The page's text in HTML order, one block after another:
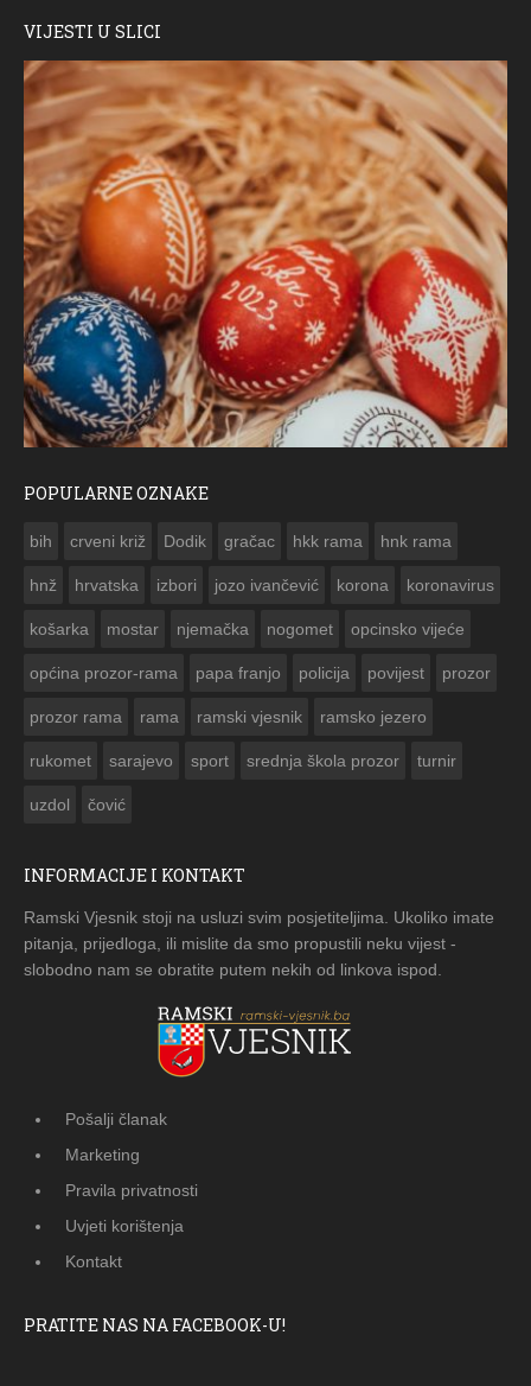
VIJESTI U SLICI
POPULARNE OZNAKE
bih crveni križ Dodik gračac hkk rama hnk rama
hnž hrvatska izbori jozo ivančević korona koronavirus
košarka mostar njemačka nogomet opcinsko vijeće
općina prozor-rama papa franjo policija povijest prozor
prozor rama rama ramski vjesnik ramsko jezero
rukomet sarajevo sport srednja škola prozor turnir
uzdol čović
INFORMACIJE I KONTAKT
Ramski Vjesnik stoji na usluzi svim posjetiteljima. Ukoliko imate
pitanja, prijedloga, ili mislite da smo propustili neku vijest -
slobodno nam se obratite putem nekih od linkova ispod.
Pošalji članak
Marketing
Pravila privatnosti
Uvjeti korištenja
Kontakt
PRATITE NAS NA FACEBOOK-U!